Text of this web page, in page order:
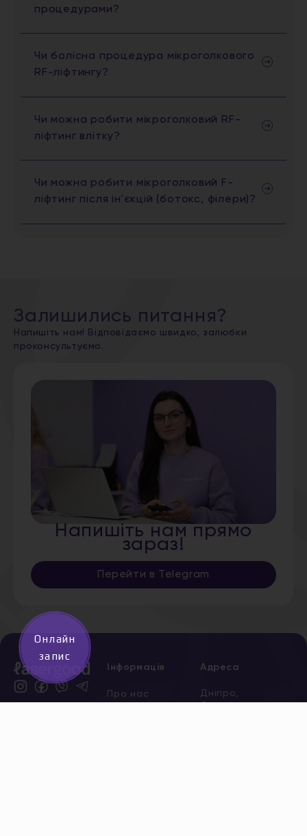
процедурами?
Чи болісна процедура мікроголкового
RF-ліфтингу?
Чи можна робити мікроголковий RF-
ліфтинг влітку?
Чи можна робити мікроголковий F-
ліфтинг після ін'єкцій (ботокс, філери)?
Залишились питання?
Напишіть нам! Відповідаємо швидко, залюбки
проконсультуємо.
Напишіть нам прямо
зараз!
Перейти в Telegram
Інформація
Про нас
Адреса
Дніпро,
Старокозацька,
Онлайн
запис